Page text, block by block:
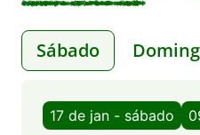
Sábado
17 de jan - sábado